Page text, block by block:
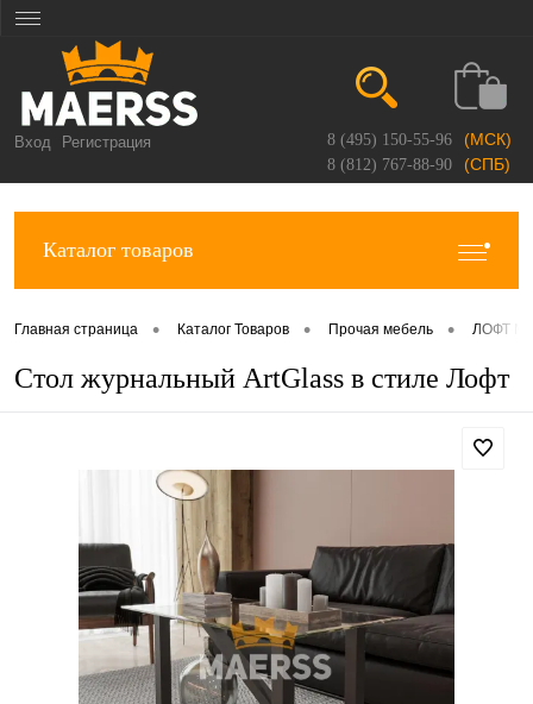
Вход Регистрация 8 (495) 150-55-96 (МСК)
8 (812) 767-88-90 (СПБ)
Каталог товаров
Главная страница • Каталог Товаров • Прочая мебель • ЛОФТ
Стол журнальный ArtGlass в стиле Лофт